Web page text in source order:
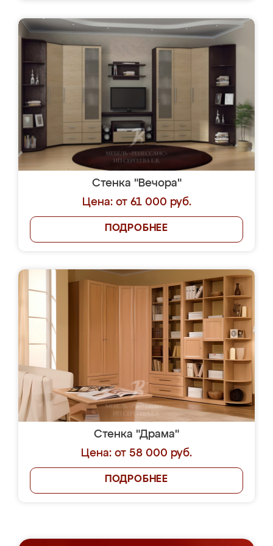
Стенка "Вечора"
Цена: от 61 000 руб.
ПОДРОБНЕЕ
Стенка "Драма"
Цена: от 58 000 руб.
ПОДРОБНЕЕ